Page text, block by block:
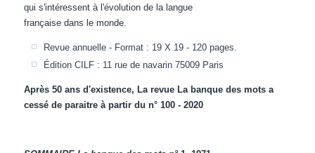
qui s'intéressent à l'évolution de la langue
française dans le monde.
Revue annuelle - Format : 19 X 19 - 120 pages.
Édition CILF : 11 rue de navarin 75009 Paris
Après 50 ans d'existence, La revue La banque des mots a
cessé de paraitre à partir du n° 100 - 2020